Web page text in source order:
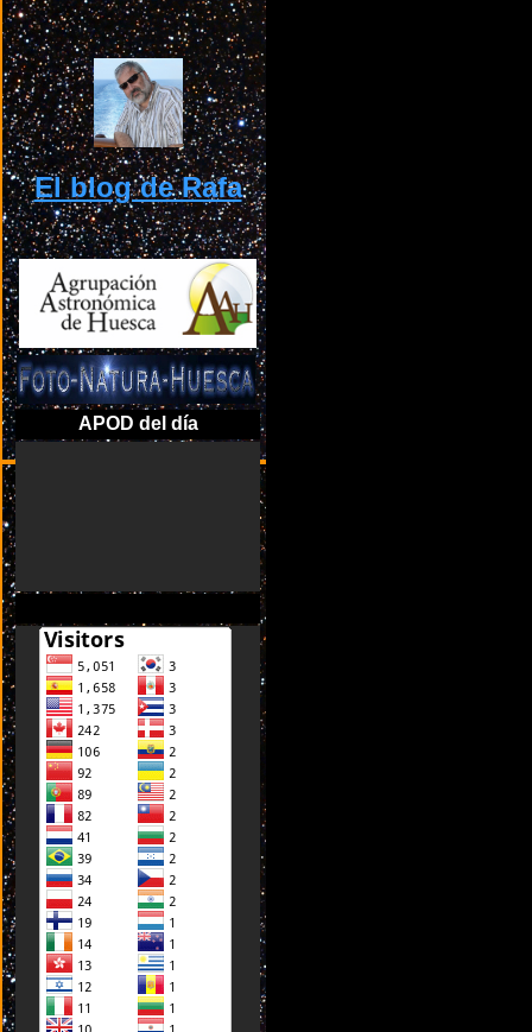
El blog de Rafa
APOD del día